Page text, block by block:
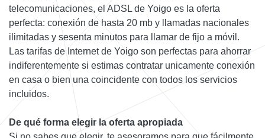
telecomunicaciones, el ADSL de Yoigo es la oferta
perfecta: conexión de hasta 20 mb y llamadas nacionales
ilimitadas y sesenta minutos para llamar de fijo a móvil.
Las tarifas de Internet de Yoigo son perfectas para ahorrar
indiferentemente si estimas contratar unicamente conexión
en casa o bien una coincidente con todos los servicios
incluidos.
De qué forma elegir la oferta apropiada